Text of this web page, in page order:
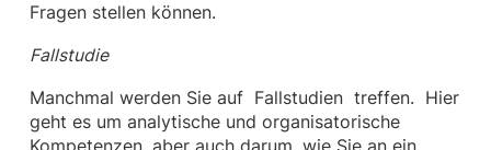
Fragen stellen können.
Fallstudie
Manchmal werden Sie auf Fallstudien treffen. Hier
geht es um analytische und organisatorische